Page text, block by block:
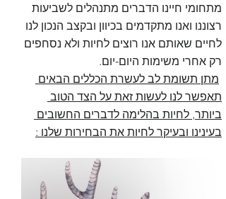
מתחומי חיינו הדברים מתנהלים לשביעות
רצוננו ואנו מתקדמים בכיוון ובקצב הנכון לנו
לחיים שאותם אנו רוצים לחיות ולא נסחפים
רק אחרי משימות היום-יום.
מתן תשומת לב לעשרת הכללים הבאים
תאפשר לנו לעשות זאת על הצד הטוב
ביותר, לחיות בהלימה לדברים החשובים
בעינינו ובעיקר לחיות את הבחירות שלנו :